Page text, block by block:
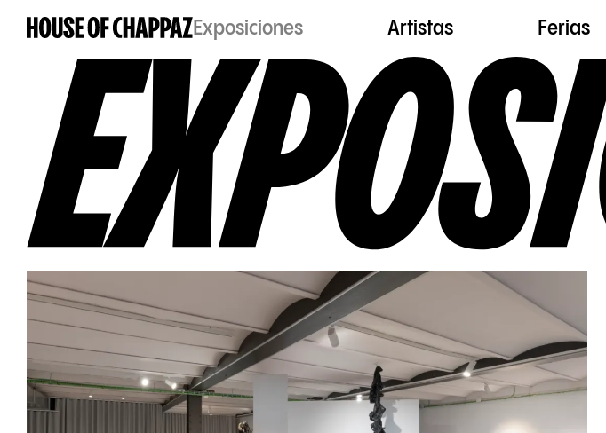
Exposiciones Artistas Ferias